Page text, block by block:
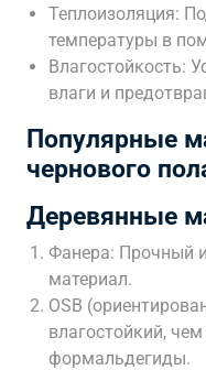
Теплоизоляция:
температуры в
Влагостойкость:
влаги и
Популярные
чернового
Деревянные
Фанера: Прочный
материал.
OSB
влагостойкий,
формальдегиды.